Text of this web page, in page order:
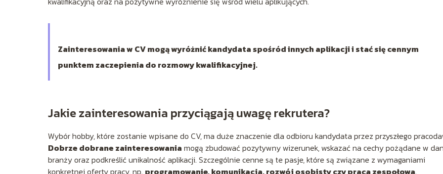
Zainteresowania w CV mogą wyróżnić kandydata spośród innych aplikacji i stać się cennym
punktem zaczepienia do rozmowy kwalifikacyjnej.
Jakie zainteresowania przyciągają uwagę rekrutera?
Wybór hobby, które zostanie wpisane do CV, ma duże znaczenie dla odbioru kandydata przez przyszłego
Dobrze dobrane zainteresowania mogą zbudować pozytywny wizerunek, wskazać na cechy pożądane w
branży oraz podkreślić unikalność aplikacji. Szczególnie cenne są te pasje, które są związane z wymaganiami
konkretnej oferty pracy, np. programowanie, komunikacja, rozwój osobisty czy praca zespołowa.